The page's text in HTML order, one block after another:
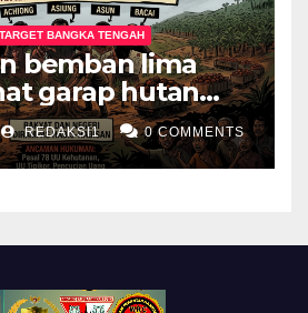
TARGET BANGKA TENGAH
bemban lima
garap hutan
perkebunan
dan rakyat
habisan
REDAKSI1 0 COMMENTS